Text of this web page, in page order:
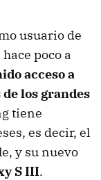
usuario de
poco a
acceso a
los grandes
tiene
es decir, el
y su nuevo
S III.